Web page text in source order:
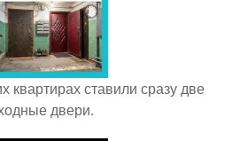
квартирах ставили сразу две
двери.